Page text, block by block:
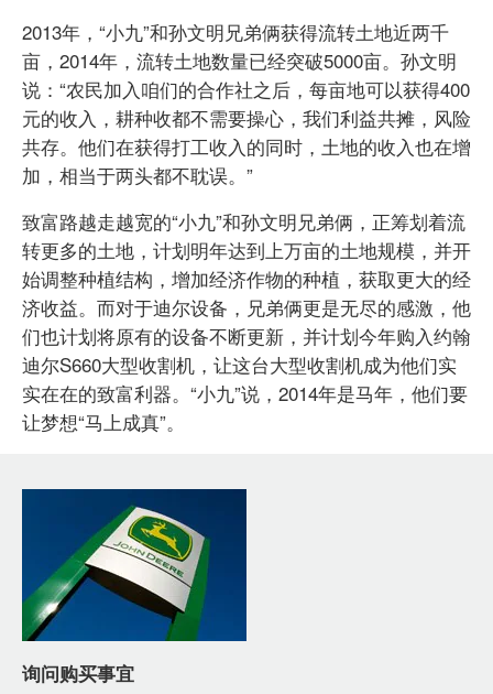
2013年，“小九”和孙文明兄弟俩获得流转土地近两千
亩，2014年，流转土地数量已经突破5000亩。孙文明
说：“农民加入咱们的合作社之后，每亩地可以获得400
元的收入，耕种收都不需要操心，我们利益共摊，风险
共存。他们在获得打工收入的同时，土地的收入也在增
加，相当于两头都不耽误。”
致富路越走越宽的“小九”和孙文明兄弟俩，正筹划着流
转更多的土地，计划明年达到上万亩的土地规模，并开
始调整种植结构，增加经济作物的种植，获取更大的经
济收益。而对于迪尔设备，兄弟俩更是无尽的感激，他
们也计划将原有的设备不断更新，并计划今年购入约翰
迪尔S660大型收割机，让这台大型收割机成为他们实
实在在的致富利器。“小九”说，2014年是马年，他们要
让梦想“马上成真”。
询问购买事宜